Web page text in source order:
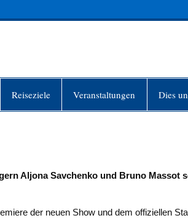
Reiseziele Veranstaltungen Dies
Aljona Savchenko und Bruno Massot
der neuen Show und dem offiziellen